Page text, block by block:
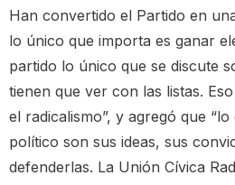
Han convertido el Partido en
lo único que importa es ganar
partido lo único que se discute
tienen que ver con las listas.
el radicalismo”, y agregó que
político son sus ideas, sus
defenderlas. La Unión Cívica